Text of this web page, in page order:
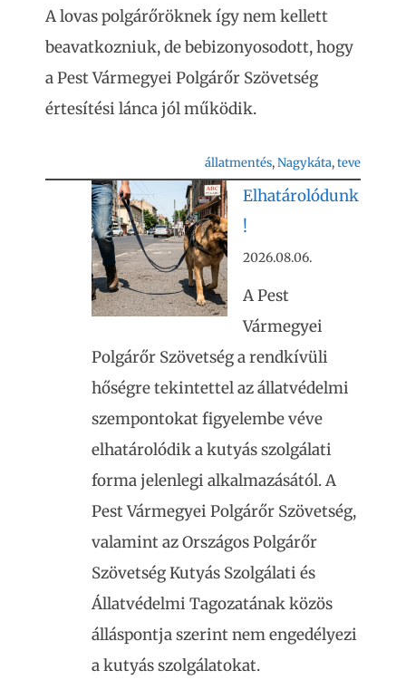
A lovas polgárőröknek így nem kellett
beavatkozniuk, de bebizonyosodott, hogy
a Pest Vármegyei Polgárőr Szövetség
értesítési lánca jól működik.
állatmentés, Nagykáta, teve
Elhatárolódunk
!
2026.08.06.
A Pest
Vármegyei
Polgárőr Szövetség a rendkívüli
hőségre tekintettel az állatvédelmi
szempontokat figyelembe véve
elhatárolódik a kutyás szolgálati
forma jelenlegi alkalmazásától. A
Pest Vármegyei Polgárőr Szövetség,
valamint az Országos Polgárőr
Szövetség Kutyás Szolgálati és
Állatvédelmi Tagozatának közös
álláspontja szerint nem engedélyezi
a kutyás szolgálatokat.